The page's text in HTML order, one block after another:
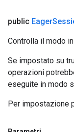
public Eager
Controlla il modo
Se impostato su
operazioni
eseguite in modo
Per impostazione